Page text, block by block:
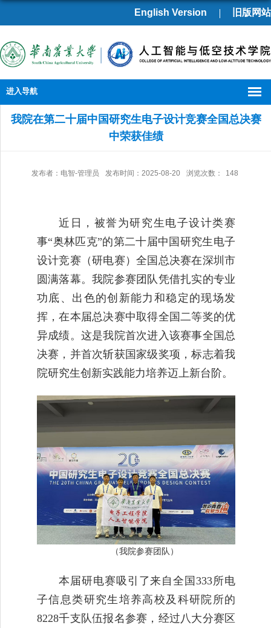
English Version 旧版网站
进入导航
我院在第二十届中国研究生电子设计竞赛全国总决赛
中荣获佳绩
发布者：电智-管理员 发布时间：2025-08-20 浏览次数： 148
近日，被誉为研究生电子设计类赛
事“奥林匹克”的第二十届中国研究生电子
设计竞赛（研电赛）全国总决赛在深圳市
圆满落幕。我院参赛团队凭借扎实的专业
功底、出色的创新能力和稳定的现场发
挥，在本届总决赛中取得全国二等奖的优
异成绩。这是我院首次进入该赛事全国总
决赛，并首次斩获国家级奖项，标志着我
院研究生创新实践能力培养迈上新台阶。
（我院参赛团队）
本届研电赛吸引了来自全国333所电
子信息类研究生培养高校及科研院所的
8228千支队伍报名参赛，经过八大分赛区